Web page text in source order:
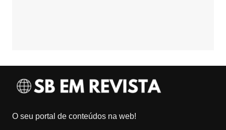
O seu portal de conteúdos na web!